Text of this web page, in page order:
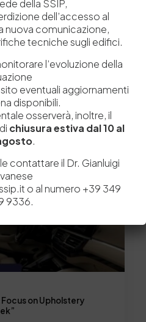
avanzati: contributi
ricerche MICS
a livello comunitario e
News News in evidenza
Focus on Upholstery
della SSIP,
dell’accesso al
nuova comunicazione,
tecniche sugli edifici.
l’evoluzione della
eventuali aggiornamenti
disponibili.
osserverà, inoltre, il
chiusura estiva dal 10 al
.
contattare il Dr. Gianluigi
o al numero +39 349
9336.